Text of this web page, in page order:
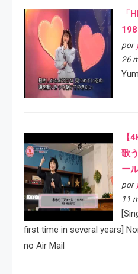
「
por
26
【
歌
ー
por
11
first time in several years]
no Air Mail